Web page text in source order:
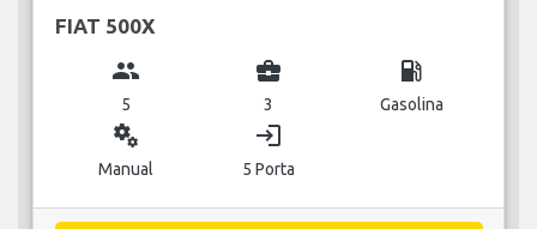
FIAT 500X
group
5
business_center
3
local_gas_station
Gasolina
miscellaneous_services
Manual
login
5 Porta